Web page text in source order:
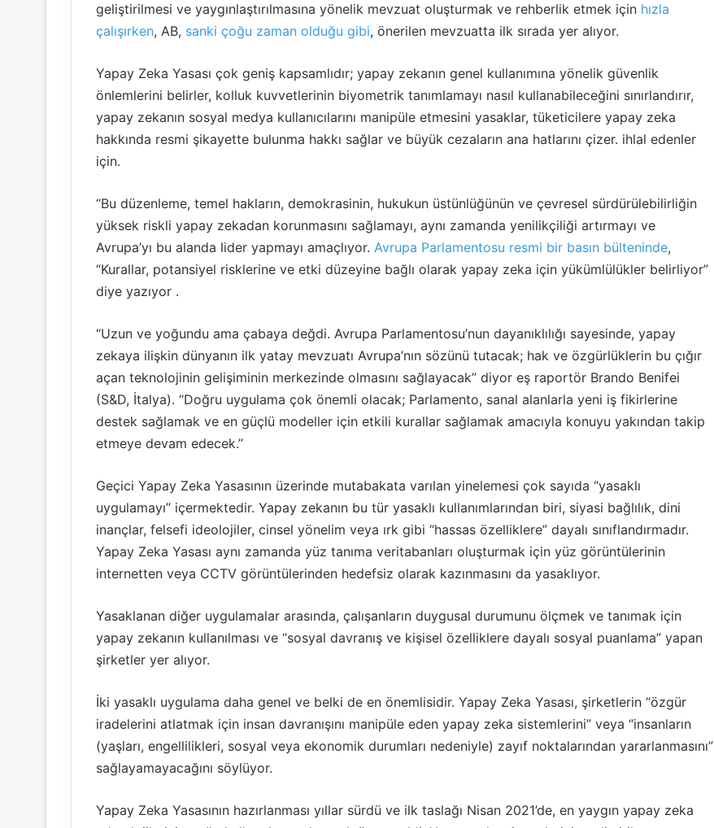
geliştirilmesi ve yaygınlaştırılmasına yönelik mevzuat oluşturmak ve rehberlik etmek için hızla
çalışırken, AB, sanki çoğu zaman olduğu gibi, önerilen mevzuatta ilk sırada yer alıyor.
Yapay Zeka Yasası çok geniş kapsamlıdır; yapay zekanın genel kullanımına yönelik güvenlik
önlemlerini belirler, kolluk kuvvetlerinin biyometrik tanımlamayı nasıl kullanabileceğini sınırlandırır,
yapay zekanın sosyal medya kullanıcılarını manipüle etmesini yasaklar, tüketicilere yapay zeka
hakkında resmi şikayette bulunma hakkı sağlar ve büyük cezaların ana hatlarını çizer. ihlal edenler
için.
“Bu düzenleme, temel hakların, demokrasinin, hukukun üstünlüğünün ve çevresel sürdürülebilirliğin
yüksek riskli yapay zekadan korunmasını sağlamayı, aynı zamanda yenilikçiliği artırmayı ve
Avrupa’yı bu alanda lider yapmayı amaçlıyor. Avrupa Parlamentosu resmi bir basın bülteninde,
“Kurallar, potansiyel risklerine ve etki düzeyine bağlı olarak yapay zeka için yükümlülükler belirliyor”
diye yazıyor .
“Uzun ve yoğundu ama çabaya değdi. Avrupa Parlamentosu’nun dayanıklılığı sayesinde, yapay
zekaya ilişkin dünyanın ilk yatay mevzuatı Avrupa’nın sözünü tutacak; hak ve özgürlüklerin bu çığır
açan teknolojinin gelişiminin merkezinde olmasını sağlayacak” diyor eş raportör Brando Benifei
(S&D, İtalya). “Doğru uygulama çok önemli olacak; Parlamento, sanal alanlarla yeni iş fikirlerine
destek sağlamak ve en güçlü modeller için etkili kurallar sağlamak amacıyla konuyu yakından takip
etmeye devam edecek.”
Geçici Yapay Zeka Yasasının üzerinde mutabakata varılan yinelemesi çok sayıda “yasaklı
uygulamayı” içermektedir. Yapay zekanın bu tür yasaklı kullanımlarından biri, siyasi bağlılık, dini
inançlar, felsefi ideolojiler, cinsel yönelim veya ırk gibi “hassas özelliklere” dayalı sınıflandırmadır.
Yapay Zeka Yasası aynı zamanda yüz tanıma veritabanları oluşturmak için yüz görüntülerinin
internetten veya CCTV görüntülerinden hedefsiz olarak kazınmasını da yasaklıyor.
Yasaklanan diğer uygulamalar arasında, çalışanların duygusal durumunu ölçmek ve tanımak için
yapay zekanın kullanılması ve “sosyal davranış ve kişisel özelliklere dayalı sosyal puanlama” yapan
şirketler yer alıyor.
İki yasaklı uygulama daha genel ve belki de en önemlisidir. Yapay Zeka Yasası, şirketlerin “özgür
iradelerini atlatmak için insan davranışını manipüle eden yapay zeka sistemlerini” veya “insanların
(yaşları, engellilikleri, sosyal veya ekonomik durumları nedeniyle) zayıf noktalarından yararlanmasını”
sağlayamayacağını söylüyor.
Yapay Zeka Yasasının hazırlanması yıllar sürdü ve ilk taslağı Nisan 2021’de, en yaygın yapay zeka